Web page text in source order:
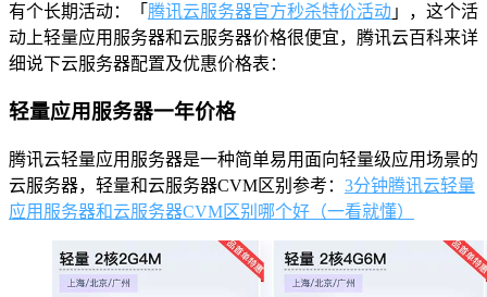
有个长期活动：「 腾讯云服务器官方秒杀特价活动 」，这个活
动上轻量应用服务器和云服务器价格很便宜，腾讯云百科来详
细说下云服务器配置及优惠价格表：
轻量应用服务器一年价格
腾讯云轻量应用服务器是一种简单易用面向轻量级应用场景的
云服务器，轻量和云服务器CVM区别参考： 3分钟腾讯云轻量
应用服务器和云服务器CVM区别哪个好（一看就懂）